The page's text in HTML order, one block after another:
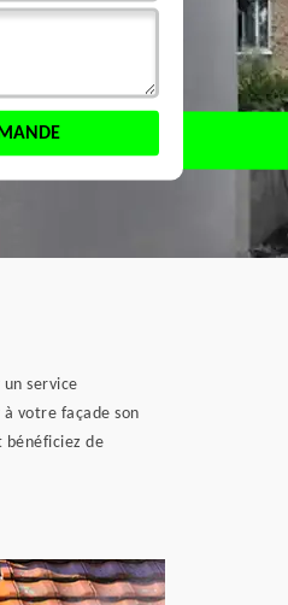
service
votre façade son
bénéficiez de